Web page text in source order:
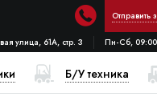
Отправить
улица, 61А, стр. 3 Пн-Сб,
Б/У техника